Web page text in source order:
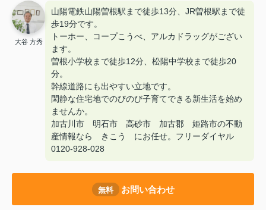
大谷 方秀
山陽電鉄山陽曽根駅まで徒歩13分、JR曽根駅まで徒
歩19分です。
トーホー、コープこうべ、アルカドラッグがござい
ます。
曽根小学校まで徒歩12分、松陽中学校まで徒歩20
分。
幹線道路にも出やすい立地です。
閑静な住宅地でのびのび子育てできる新生活を始め
ませんか。
加古川市 明石市 高砂市 加古郡 姫路市の不動
産情報なら きこう にお任せ。フリーダイヤル
0120-928-028
無料 お問い合わせ